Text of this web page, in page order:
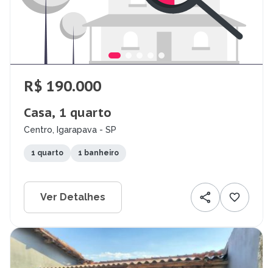
R$ 190.000
Casa, 1 quarto
Centro, Igarapava - SP
1 quarto 1 banheiro
Ver Detalhes